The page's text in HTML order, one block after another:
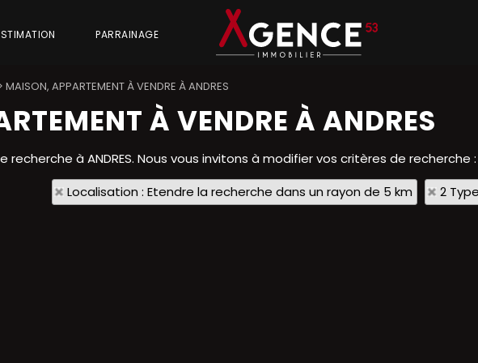
PARRAINAGE
MAISON, APPARTEMENT À VENDRE À ANDRES
À VENDRE À ANDRES
à ANDRES. Nous vous invitons à modifier vos critères de recherche :
Localisation : Etendre la recherche dans un rayon de 5 km
2